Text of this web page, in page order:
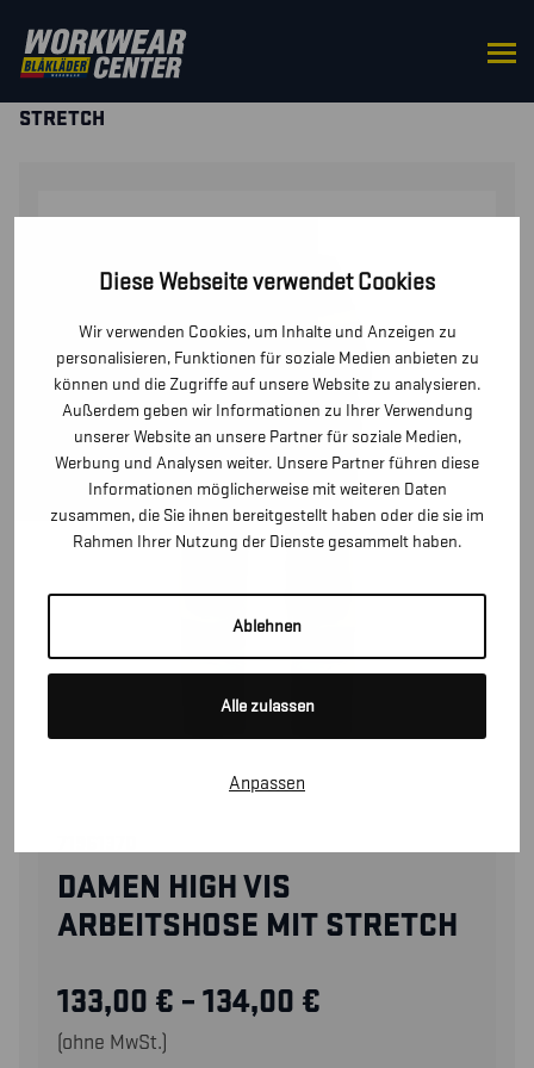
Diese Webseite verwendet Cookies
Wir verwenden Cookies, um Inhalte und Anzeigen zu
personalisieren, Funktionen für soziale Medien anbieten zu
können und die Zugriffe auf unsere Website zu analysieren.
Außerdem geben wir Informationen zu Ihrer Verwendung
unserer Website an unsere Partner für soziale Medien,
Werbung und Analysen weiter. Unsere Partner führen diese
Informationen möglicherweise mit weiteren Daten
zusammen, die Sie ihnen bereitgestellt haben oder die sie im
Rahmen Ihrer Nutzung der Dienste gesammelt haben.
Ablehnen
Alle zulassen
Anpassen
STARTSEITE/HOSEN / KURZE
STRETCH
DAMEN HIGH VIS
ARBEITSHOSE MIT STRETCH
133,00 € – 134,00 €
(ohne MwSt.)